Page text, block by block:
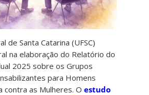
de Santa Catarina (UFSC)
na elaboração do Relatório do
2025 sobre os Grupos
para Homens
contra as Mulheres. Oestudo